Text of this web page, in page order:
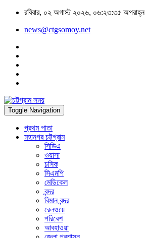
রবিবার, ০২ অগাস্ট ২০২৬, ০৬:২৩:৩৫ অপরাহ্ন
news@ctgsomoy.net
Toggle Navigation
প্রথম পাতা
মহানগর চট্টগ্রাম
সিডিএ
ওয়াসা
চসিক
সিএমপি
মেডিকেল
বন্দর
বিমান বন্দর
রেলওয়ে
পরিবেশ
আবহাওয়া